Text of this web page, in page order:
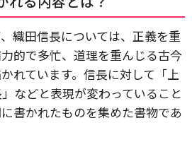
織田信長については、正義を重
的で多忙、道理を重んじる古今
れています。信長に対して「上
などと表現が変わっていること
書かれたものを集めた書物であ